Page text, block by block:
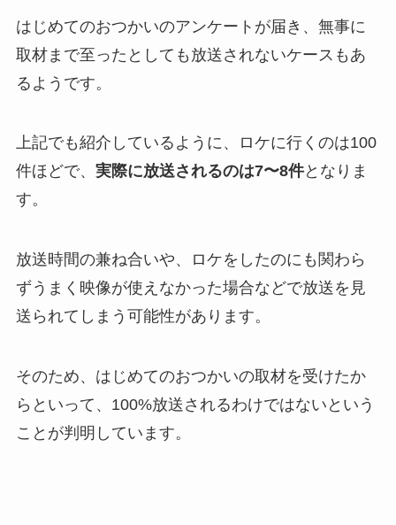
はじめてのおつかいのアンケートが届き、無事に
取材まで至ったとしても放送されないケースもあ
るようです。
上記でも紹介しているように、ロケに行くのは100
件ほどで、 実際に放送されるのは7〜8件となりま
す。
放送時間の兼ね合いや、ロケをしたのにも関わら
ずうまく映像が使えなかった場合などで放送を見
送られてしまう可能性があります。
そのため、はじめてのおつかいの取材を受けたか
らといって、100%放送されるわけではないという
ことが判明しています。